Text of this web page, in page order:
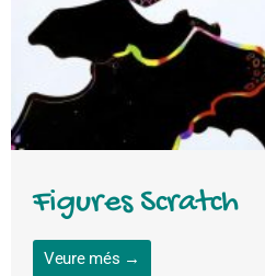
Figures Scratch
Veure més →